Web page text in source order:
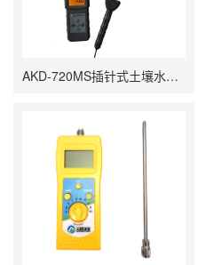
AKD-720MS插针式土壤水分测试仪